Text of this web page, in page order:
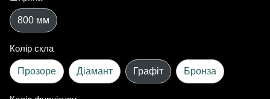
800 мм
Колір скла
Прозоре Діамант Графіт Бронза